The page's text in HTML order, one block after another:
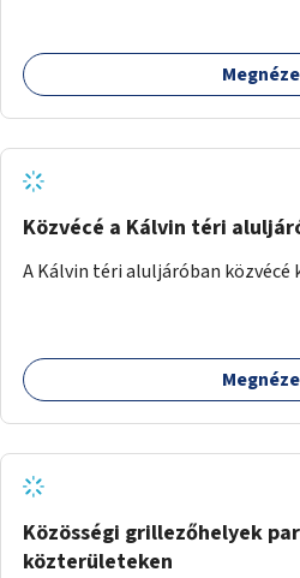
Közvécé a Kálvin téri
A Kálvin téri aluljáróban közvécé
Közösségi grillezőhelyek
közterületeken